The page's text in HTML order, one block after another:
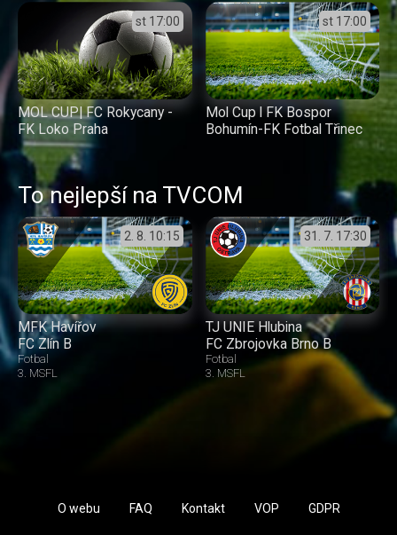
st 17:00
MOL CUP| FC Rokycany -
FK Loko Praha
st 17:00
Mol Cup l FK Bospor
Bohumín-FK Fotbal Třinec
To nejlepší na TVCOM
2. 8. 10:15
MFK Havířov
FC Zlín B
Fotbal
3. MSFL
31. 7. 17:30
TJ UNIE Hlubina
FC Zbrojovka Brno B
Fotbal
3. MSFL
O webu FAQ Kontakt VOP GDPR